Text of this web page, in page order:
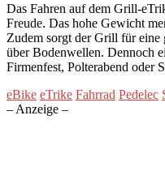
Das Fahren auf dem Grill-
Freude. Das hohe Gewicht
Zudem sorgt der Grill für eine
über Bodenwellen. Dennoch
Firmenfest, Polterabend oder
eBike eTrike Fahrrad Pedelec
– Anzeige –